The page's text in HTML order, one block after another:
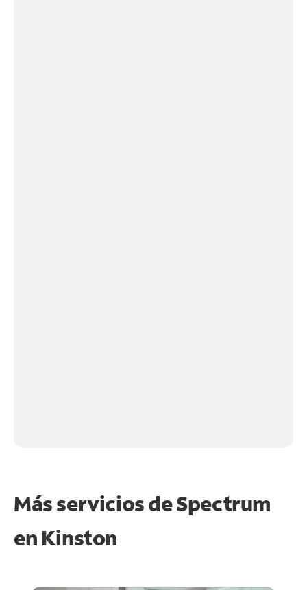
Más servicios de Spectrum
en Kinston